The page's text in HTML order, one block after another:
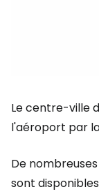
Le centre-ville
l'aéroport par
De
sont